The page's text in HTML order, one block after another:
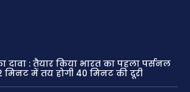
दावा : तैयार किया भारत का पहला पर्सनल
मिनट में तय होगी 40 मिनट की दूरी